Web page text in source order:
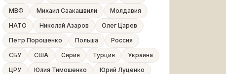
МВФ
Михаил Саакашвили
Молдавия
НАТО
Николай Азаров
Олег Царев
Петр Порошенко
Польша
Россия
СБУ
США Сирия Турция
Украина
ЦРУ
Юлия Тимошенко
Юрий Луценко